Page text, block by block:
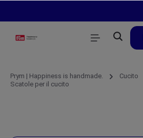
Prym | Happiness is handmade. Cucito
Scatole per il cucito